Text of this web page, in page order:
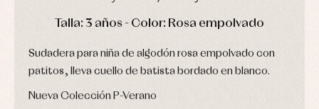
DÍAS HORAS MIN SEG
Talla: 3 años - Color: Rosa empolvado
Sudadera para niña de algodón rosa empolvado con
patitos, lleva cuello de batista bordado en blanco.
Nueva Colección P-Verano
Ropa
abrigo
de
Ropa